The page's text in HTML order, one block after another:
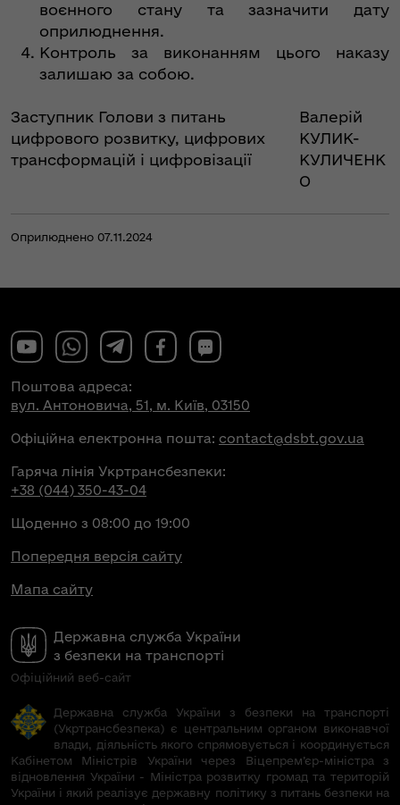
воєнного стану та зазначити дату
оприлюднення.
Контроль за виконанням цього наказу
залишаю за собою.
Заступник Голови з питань
цифрового розвитку, цифрових
трансформацій і цифровізації
Валерій
КУЛИК-
КУЛИЧЕНК
О
Оприлюднено 07.11.2024
Державна служба України
з безпеки на транспорті
Офіційний веб-сайт
Поштова адреса:
вул. Антоновича, 51, м. Київ, 03150
Офіційна електронна пошта: contact@dsbt.gov.ua
Гаряча лінія Укртрансбезпеки:
+38 (044) 350-43-04
Щоденно з 08:00 до 19:00
Попередня версія сайту
Мапа сайту
Державна служба України з безпеки на транспорті
(Укртрансбезпека) є центральним органом виконавчої
влади, діяльність якого спрямовується і координується
Кабінетом Міністрів України через Віцепрем’єр-міністра з
відновлення України - Міністра розвитку громад та територій
України і який реалізує державну політику з питань безпеки на